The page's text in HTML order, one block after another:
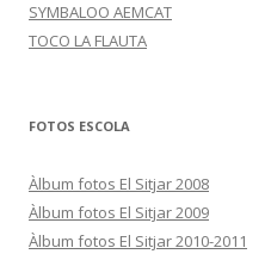
SYMBALOO AEMCAT
TOCO LA FLAUTA
FOTOS ESCOLA
Àlbum fotos El Sitjar 2008
Àlbum fotos El Sitjar 2009
Àlbum fotos El Sitjar 2010-2011